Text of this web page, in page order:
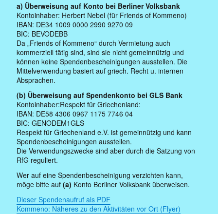
a) Überweisung auf Konto bei Berliner Volksbank
Kontoinhaber: Herbert Nebel (für Friends of Kommeno)
IBAN: DE34 1009 0000 2990 9270 09
BIC: BEVODEBB
Da „Friends of Kommeno“ durch Vermietung auch
kommerziell tätig sind, sind sie nicht gemeinnützig und
können keine Spendenbescheinigungen ausstellen. Die
Mittelverwendung basiert auf griech. Recht u. internen
Absprachen.
(b) Überweisung auf Spendenkonto bei GLS Bank
Kontoinhaber:Respekt für Griechenland:
IBAN: DE58 4306 0967 1175 7746 04
BIC: GENODEM1GLS
Respekt für Griechenland e.V. ist gemeinnützig und kann
Spendenbescheinigungen ausstellen.
Die Verwendungszwecke sind aber durch die Satzung von
RfG reguliert.
Wer auf eine Spendenbescheinigung verzichten kann,
möge bitte auf(a) Konto Berliner Volksbank überweisen.
Dieser Spendenaufruf als PDF
Kommeno: Näheres zu den Aktivitäten vor Ort (Flyer)